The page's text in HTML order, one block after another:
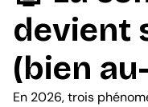
devient
(bien
En 2026, trois